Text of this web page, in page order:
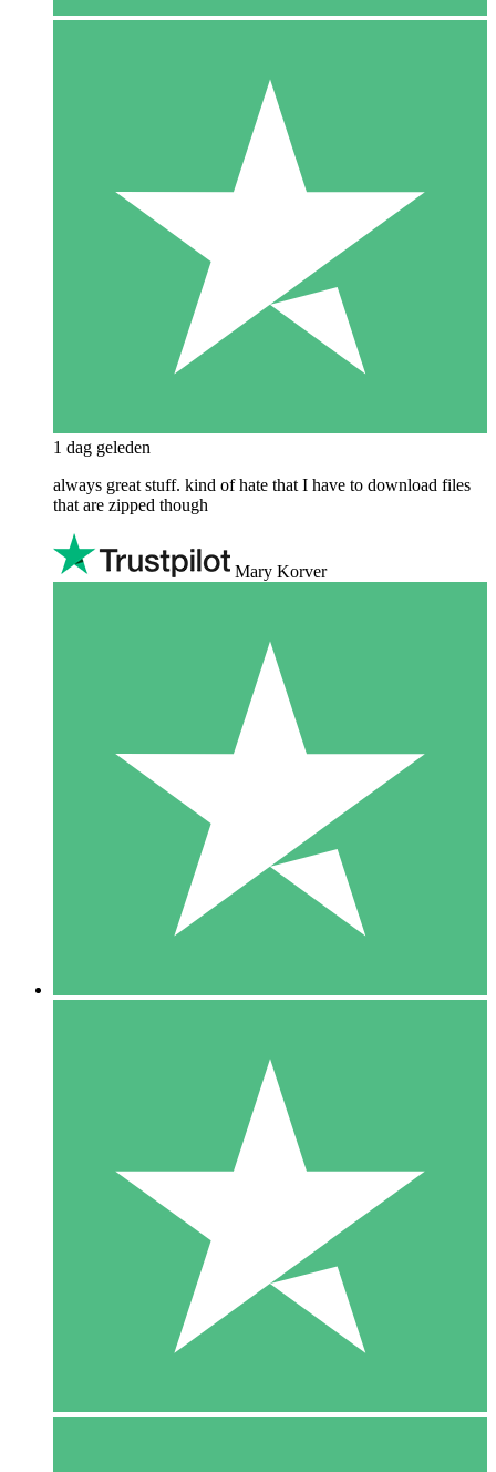
1 dag geleden
always great stuff. kind of hate that I have to download files
that are zipped though
Mary Korver